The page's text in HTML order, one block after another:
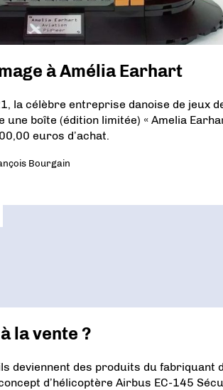
à Amélia Earhart
la célèbre entreprise danoise de jeux
boîte (édition limitée) « Amelia
euros d’achat.
Bourgain
la vente ?
deviennent des produits du fabriquant
d’hélicoptère Airbus EC-145